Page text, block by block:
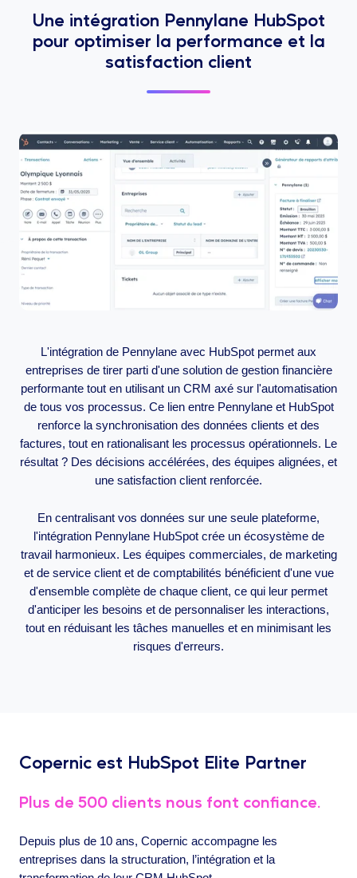
Une intégration Pennylane HubSpot
pour optimiser la performance et la
satisfaction client
L'intégration de Pennylane avec HubSpot permet aux
entreprises de tirer parti d'une solution de gestion financière
performante tout en utilisant un CRM axé sur l'automatisation
de tous vos processus. Ce lien entre Pennylane et HubSpot
renforce la synchronisation des données clients et des
factures, tout en rationalisant les processus opérationnels. Le
résultat ? Des décisions accélérées, des équipes alignées, et
une satisfaction client renforcée.
En centralisant vos données sur une seule plateforme,
l'intégration Pennylane HubSpot crée un écosystème de
travail harmonieux. Les équipes commerciales, de marketing
et de service client et de comptabilités bénéficient d'une vue
d'ensemble complète de chaque client, ce qui leur permet
d'anticiper les besoins et de personnaliser les interactions,
tout en réduisant les tâches manuelles et en minimisant les
risques d'erreurs.
Copernic est HubSpot Elite Partner
Plus de 500 clients nous font confiance.
Depuis plus de 10 ans, Copernic accompagne les
entreprises dans la structuration, l’intégration et la